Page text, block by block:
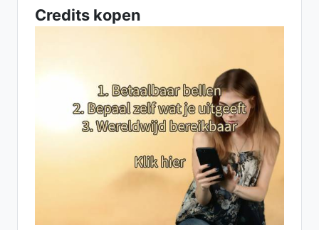
Credits kopen